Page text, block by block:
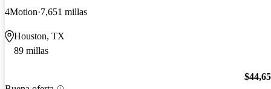
4Motion 7,651 millas
Houston, TX
89 millas